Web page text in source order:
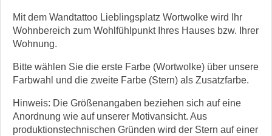
Mit dem Wandtattoo Lieblingsplatz Wortwolke wird Ihr
Wohnbereich zum Wohlfühlpunkt Ihres Hauses bzw. Ihrer
Wohnung.
Bitte wählen Sie die erste Farbe (Wortwolke) über unsere
Farbwahl und die zweite Farbe (Stern) als Zusatzfarbe.
Hinweis: Die Größenangaben beziehen sich auf eine
Anordnung wie auf unserer Motivansicht. Aus
produktionstechnischen Gründen wird der Stern auf einer